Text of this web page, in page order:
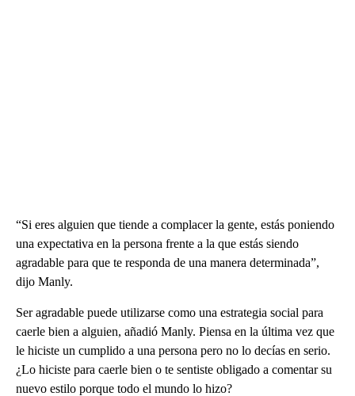
“Si eres alguien que tiende a complacer la gente, estás poniendo
una expectativa en la persona frente a la que estás siendo
agradable para que te responda de una manera determinada”,
dijo Manly.
Ser agradable puede utilizarse como una estrategia social para
caerle bien a alguien, añadió Manly. Piensa en la última vez que
le hiciste un cumplido a una persona pero no lo decías en serio.
¿Lo hiciste para caerle bien o te sentiste obligado a comentar su
nuevo estilo porque todo el mundo lo hizo?